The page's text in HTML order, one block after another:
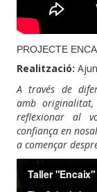
PROJECTE
Realització:
A través de
amb
reflexionar al
confiança en
a començar